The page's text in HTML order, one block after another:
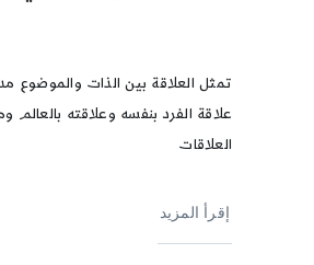
تمثل العلاقة بين الذات والموضوع
علاقة الفرد بنفسه وعلاقته بالعالم
العلاقات
إقرأ المزيد